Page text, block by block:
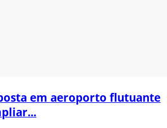
em aeroporto flutuante